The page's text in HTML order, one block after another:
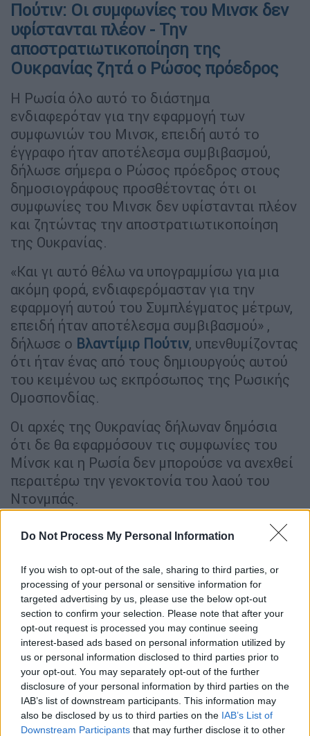
Do Not Process My Personal Information
If you wish to opt-out of the sale, sharing to third parties, or
processing of your personal or sensitive information for
targeted advertising by us, please use the below opt-out
section to confirm your selection. Please note that after your
opt-out request is processed you may continue seeing
interest-based ads based on personal information utilized by
us or personal information disclosed to third parties prior to
your opt-out. You may separately opt-out of the further
disclosure of your personal information by third parties on the
IAB’s list of downstream participants. This information may
also be disclosed by us to third parties on the IAB’s List of
Downstream Participants that may further disclose it to other
Πούτιν: Οι συμφωνίες του Μινσκ δεν
υφίστανται πλέον - Την
αποστρατιωτικοποίηση της
Ουκρανίας ζητά ο Ρώσος πρόεδρος
Η Ρωσία όλο αυτό το διάστημα
ενδιαφερόταν για την εφαρμογή των
συμφωνιών του Μινσκ, επειδή αυτό το
έγγραφο ήταν αποτέλεσμα συμβιβασμού,
δήλωσε σήμερα ο Ρώσος πρόεδρος στους
δημοσιογράφους προσθέτοντας ότι οι
συμφωνίες του Μινσκ δεν υφίστανται πλέον
και ζητώντας την αποστρατιωτικοποίηση
της Ουκρανίας.
«Και γι αυτό θέλω να υπογραμμίσω για μια
ακόμη φορά, ενδιαφερόμασταν για την
εφαρμογή αυτού του Συμπλέγματος μέτρων,
επειδή ήταν αποτέλεσμα συμβιβασμού» ,
δήλωσε ο Βλαντίμιρ Πούτιν, υπενθυμίζοντας
ότι ήταν ένας από τους δημιουργούς αυτού
του κειμένου ως εκπρόσωπος της Ρωσικής
Ομοσπονδίας.
Οι αρχές της Ουκρανίας δήλωναν δημόσια
ότι δε θα εφαρμόσουν τις συμφωνίες του
Μίνσκ και η Ρωσία δεν μπορούσε να ανεχθεί
περαιτέρω την γενοκτονία του λαού του
Ντονμπάς.
Το Κίεβο μηδένισε όλες τις προσπάθειες για
την εφαρμογή των συμφωνιών του Μινσκ ,
τις «σκότωσε» η ουκρανική ηγεσία πολύ πιο
πρίν από την αναγνώριση των Λαϊκών
δημοκρατιών του Ντονέτσκ και Λουγκάνσκ,
δήλωσε ο Πούτιν.
Η Ευρώπη δεν μπόρεσε να υποχρεώσει το
Κίεβο να εφαρμόσει τις συμφωνίες Μινσκ-2 ,
και ως εκ τούτου δεν υπήρχε άλλη διέξοδος
εκτός από την αναγνώριση των Λαϊκών
Δημοκρατιών Ντονέτσκ και Λουγκάνσκ.